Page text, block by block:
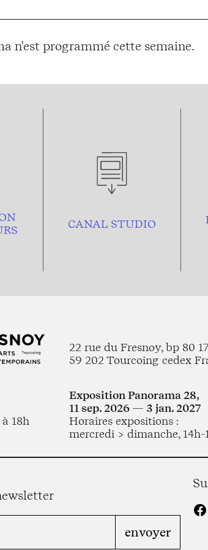
n'est programmé cette semaine.
CANAL STUDIO
22 rue du Fresnoy, bp 80
59 202 Tourcoing cedex
18h
Exposition Panorama 28,
11 sep. 2026 — 3 jan. 2027
Horaires expositions :
mercredi > dimanche, 14h-
Facebook